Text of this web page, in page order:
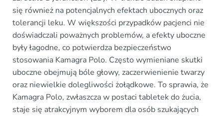
się również na potencjalnych efektach ubocznych oraz
tolerancji leku. W większości przypadków pacjenci nie
doświadczali poważnych problemów, a efekty uboczne
były łagodne, co potwierdza bezpieczeństwo
stosowania Kamagra Polo. Często wymieniane skutki
uboczne obejmują bóle głowy, zaczerwienienie twarzy
oraz niewielkie dolegliwości żołądkowe. To sprawia, że
Kamagra Polo, zwłaszcza w postaci tabletek do żucia,
staje się atrakcyjnym wyborem dla osób szukających